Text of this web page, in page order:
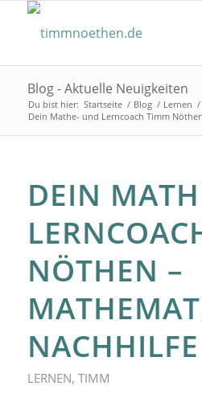
Blog - Aktuelle Neuigkeiten
Du bist hier: Startseite / Blog / Lernen /
Dein Mathe- und Lerncoach Timm
DEIN
NÖTHEN –
NACHHILFE
LERNEN, TIMM